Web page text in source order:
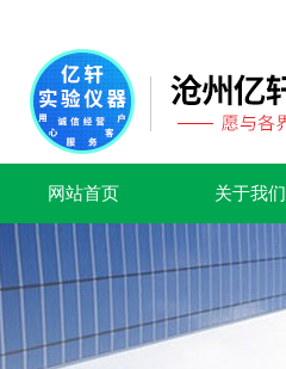
网站首页 关于我们